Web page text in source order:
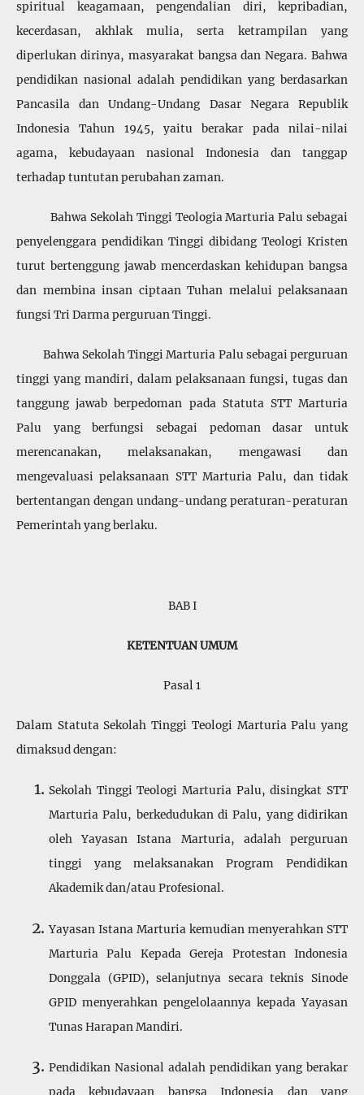
spiritual keagamaan, pengendalian diri, kepribadian,
kecerdasan, akhlak mulia, serta ketrampilan yang
diperlukan dirinya, masyarakat bangsa dan Negara. Bahwa
pendidikan nasional adalah pendidikan yang berdasarkan
Pancasila dan Undang-Undang Dasar Negara Republik
Indonesia Tahun 1945, yaitu berakar pada nilai-nilai
agama, kebudayaan nasional Indonesia dan tanggap
terhadap tuntutan perubahan zaman.
Bahwa Sekolah Tinggi Teologia Marturia Palu sebagai
penyelenggara pendidikan Tinggi dibidang Teologi Kristen
turut bertenggung jawab mencerdaskan kehidupan bangsa
dan membina insan ciptaan Tuhan melalui pelaksanaan
fungsi Tri Darma perguruan Tinggi.
Bahwa Sekolah Tinggi Marturia Palu sebagai perguruan
tinggi yang mandiri, dalam pelaksanaan fungsi, tugas dan
tanggung jawab berpedoman pada Statuta STT Marturia
Palu yang berfungsi sebagai pedoman dasar untuk
merencanakan, melaksanakan, mengawasi dan
mengevaluasi pelaksanaan STT Marturia Palu, dan tidak
bertentangan dengan undang-undang peraturan-peraturan
Pemerintah yang berlaku.
BAB I
KETENTUAN UMUM
Pasal 1
Dalam Statuta Sekolah Tinggi Teologi Marturia Palu yang
dimaksud dengan:
Sekolah Tinggi Teologi Marturia Palu, disingkat STT
Marturia Palu, berkedudukan di Palu, yang didirikan
oleh Yayasan Istana Marturia, adalah perguruan
tinggi yang melaksanakan Program Pendidikan
Akademik dan/atau Profesional.
Yayasan Istana Marturia kemudian menyerahkan STT
Marturia Palu Kepada Gereja Protestan Indonesia
Donggala (GPID), selanjut­nya secara teknis Sinode
GPID menyerahkan pengelolaannya kepada Yayasan
Tunas Harapan Mandiri.
Pendidikan Nasional adalah pendidikan yang berakar
pada kebu­dayaan bangsa Indonesia dan yang